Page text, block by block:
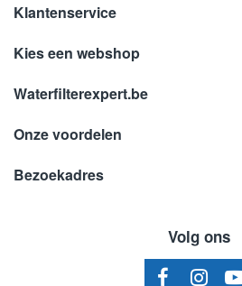
Klantenservice
Kies een webshop
Waterfilterexpert.be
Onze voordelen
Bezoekadres
Volg ons